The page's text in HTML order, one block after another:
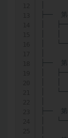
│
├──  第
│
│   │
│
│
├──
│
│   │
│
│
├──
│
│